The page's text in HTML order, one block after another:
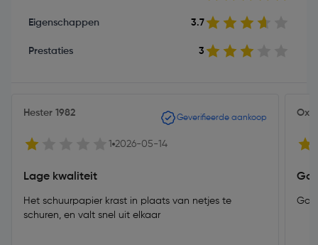
Eigenschappen 3.7
Prestaties 3
Hester 1982 Geverifieerde aankoop
1 2026-05-14
Lage kwaliteit
Het schuurpapier krast in plaats van netjes te
schuren, en valt snel uit elkaar